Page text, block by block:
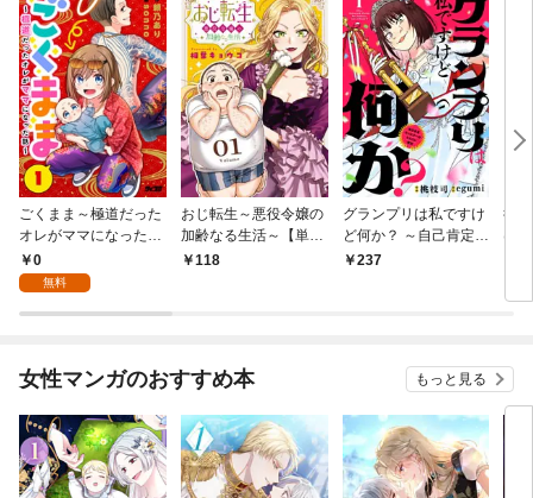
ごくまま～極道だった
オレがママになった話
～【単話】（１）
0
無料
おじ転生～悪役令嬢の
加齢なる生活～【単
話】（１）
118
グランプリは私ですけ
ど何か？ ～自己肯定モ
ンスターのミスコン無
237
後
は
女性マンガのおすすめ本 もっと見る